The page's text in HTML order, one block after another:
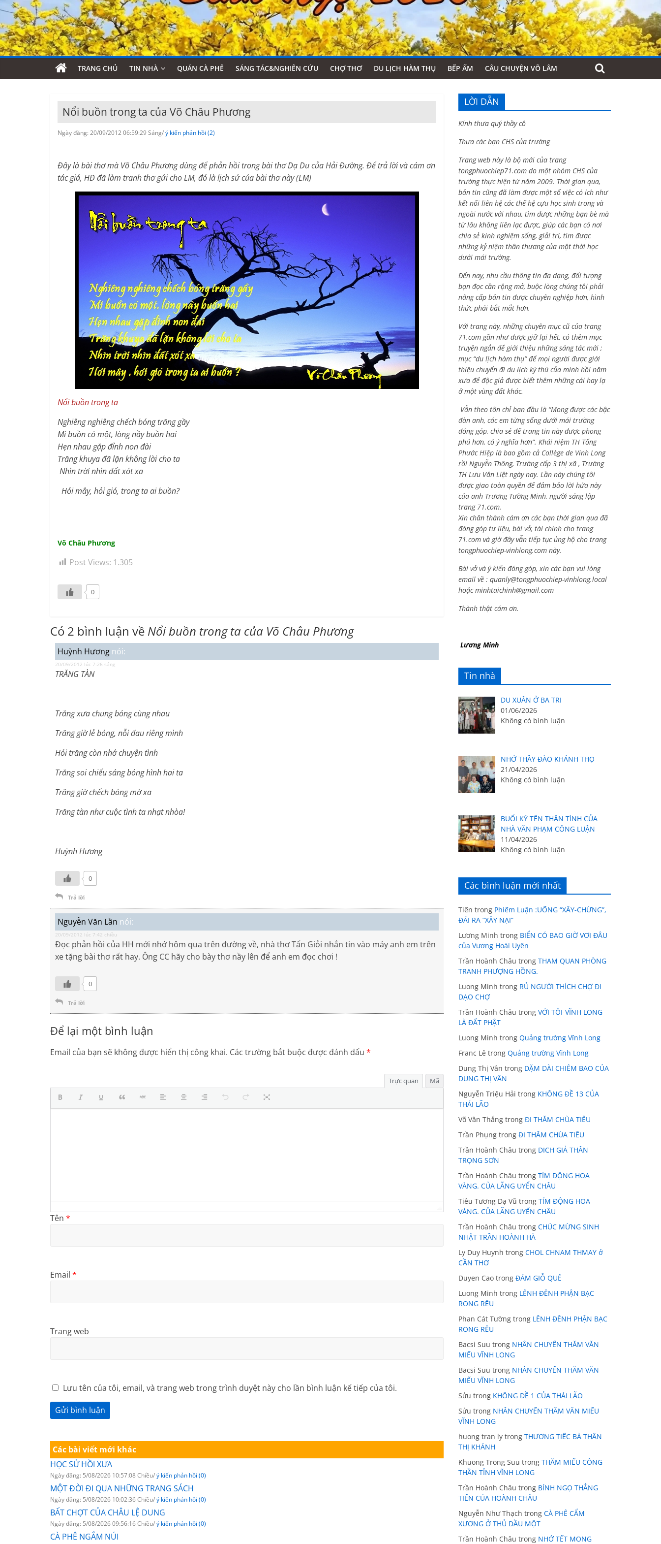
TRANG CHỦ TIN NHÀ QUÁN CÀ PHÊ SÁNG TÁC&NGHIÊN CỨU CHỢ THƠ DU LỊCH HÀM THỤ BẾP ẤM CÂU CHUYỆN VÕ LÂM
Nổi buồn trong ta của Võ Châu Phương
Ngày đăng: 20/09/2012 06:59:29 Sáng/ý kiến phản hồi (2)
Đây là bài thơ mà Võ Châu Phương dùng để phản hồi trong bài thơ Dạ Du của Hải Đường. Để trả lời và cám ơn
tác giả, HĐ đã làm tranh thơ gửi cho LM, đó là lịch sử của bài thơ này (LM)
Nổi buồn trong ta
Nghiêng nghiêng chếch bóng trăng gầy
Mi buồn có một, lòng nầy buồn hai
Hẹn nhau gặp đỉnh non đài
Trăng khuya đã lặn không lời cho ta
Nhìn trời nhìn đất xót xa
Hỏi mây, hỏi gió, trong ta ai buồn?
Võ Châu Phương
Post Views: 1.305
0
Có 2 bình luận về Nổi buồn trong ta của Võ Châu Phương
Huỳnh Hương nói:
20/09/2012 lúc 7:26 sáng
TRĂNG TÀN
Trăng xưa chung bóng cùng nhau
Trăng giờ lẻ bóng, nỗi đau riêng mình
Hỏi trăng còn nhớ chuyện tình
Trăng soi chiếu sáng bóng hình hai ta
Trăng giờ chếch bóng mờ xa
Trăng tàn như cuộc tình ta nhạt nhòa!
Huỳnh Hương
0
Trả lời
Nguyễn Văn Lần nói:
20/09/2012 lúc 7:42 chiều
Đọc phản hồi của HH mới nhớ hôm qua trên đường về, nhà thơ Tấn Giỏi nhắn tin vào máy anh em trên
xe tặng bài thơ rất hay. Ông CC hãy cho bày thơ nầy lên để anh em đọc chơi !
0
Trả lời
Để lại một bình luận
Email của bạn sẽ không được hiển thị công khai. Các trường bắt buộc được đánh dấu *
Trực quan Mã
Tên *
Email *
Trang web
Lưu tên của tôi, email, và trang web trong trình duyệt này cho lần bình luận kế tiếp của tôi.
Các bài viết mới khác
HỌC SỬ HỒI XƯA
Ngày đăng: 5/08/2026 10:57:08 Chiều/ý kiến phản hồi (0)
MỘT ĐỜI ĐI QUA NHỮNG TRANG SÁCH
Ngày đăng: 5/08/2026 10:02:36 Chiều/ý kiến phản hồi (0)
BẤT CHỢT CỦA CHÂU LỆ DUNG
Ngày đăng: 5/08/2026 09:56:16 Chiều/ý kiến phản hồi (0)
CÀ PHÊ NGẮM NÚI
LỜI DẪN
Kính thưa quý thầy cô
Thưa các bạn CHS của trường
Trang web này là bộ mới của trang
tongphuochiep71.com do một nhóm CHS của
trường thực hiện từ năm 2009. Thời gian qua,
bản tin cũng đã làm được một số việc có ích như
kết nối liên hệ các thế hệ cựu học sinh trong và
ngoài nước với nhau, tìm được những bạn bè mà
từ lâu không liên lạc được, giúp các bạn có nơi
chia sẻ kinh nghiệm sống, giải trí, tìm được
những kỷ niệm thân thương của một thời học
dưới mái trường.
Đến nay, nhu cầu thông tin đa dạng, đối tượng
bạn đọc cần rộng mở, buộc lòng chúng tôi phải
nâng cấp bản tin được chuyên nghiệp hơn, hình
thức phải bắt mắt hơn.
Với trang này, những chuyên mục cũ của trang
71.com gần như được giữ lại hết, có thêm mục
truyện ngắn để giới thiệu những sáng tác mới ;
mục “du lịch hàm thụ” để mọi người được giới
thiệu chuyến đi du lịch kỳ thú của mình hồi năm
xưa để độc giả được biết thêm những cái hay lạ
ở một vùng đất khác.
Vẫn theo tôn chỉ ban đầu là “Mong được các bậc
đàn anh, các em từng sống dưới mái trường
đóng góp, chia sẻ để trang tin này được phong
phú hơn, có ý nghĩa hơn”. Khái niệm TH Tống
Phước Hiệp là bao gồm cả Collège de Vinh Long
rồi Nguyễn Thông, Trường cấp 3 thị xã , Trường
TH Lưu Văn Liệt ngày nay. Lần này chúng tôi
được giao toàn quyền để đảm bảo lời hứa này
của anh Trương Tường Minh, người sáng lập
trang 71.com.
Xin chân thành cám ơn các bạn thời gian qua đã
đóng góp tư liệu, bài vở, tài chính cho trang
71.com và giờ đây vẫn tiếp tục ủng hộ cho trang
tongphuochiep-vinhlong.com này.
Bài vở và ý kiến đóng góp, xin các bạn vui lòng
email về : quanly@tongphuochiep-vinhlong.local
hoặcminhtaichinh@gmail.com
Thành thật cám ơn.
Lương Minh
Tin nhà
DU XUÂN Ở BA TRI
01/06/2026
Không có bình luận
NHỚ THẦY ĐÀO KHÁNH THỌ
21/04/2026
Không có bình luận
BUỔI KÝ TÊN THÂN TÌNH CỦA
NHÀ VĂN PHẠM CÔNG LUẬN
11/04/2026
Không có bình luận
Các bình luận mới nhất
Tiến trong Phiếm Luận :UỐNG “XÂY-CHỪNG”,
ĐÁI RA “XÂY NẠI”
Lương Minh trong BIỂN CÓ BAO GIỜ VƠI ĐÂU
của Vương Hoài Uyên
Trần Hoành Châu trong THAM QUAN PHÒNG
TRANH PHƯỢNG HỒNG.
Luong Minh trong RỦ NGƯỜI THÍCH CHỢ ĐI
DẠO CHỢ
Trần Hoành Châu trong VỚI TÔI-VĨNH LONG
LÀ ĐẤT PHẬT
Luong Minh trong Quảng trường Vĩnh Long
Franc Lê trong Quảng trường Vĩnh Long
Dung Thị Vân trong DẶM DÀI CHIÊM BAO CỦA
DUNG THỊ VÂN
Nguyễn Triệu Hải trong KHÔNG ĐỀ 13 CỦA
THÁI LÃO
Võ Văn Thắng trong ĐI THĂM CHÙA TIÊU
Trần Phụng trong ĐI THĂM CHÙA TIÊU
Trần Hoành Châu trong DICH GIẢ THÂN
TRỌNG SƠN
Trần Hoành Châu trong TÍM ĐỘNG HOA
VÀNG. CỦA LÃNG UYỂN CHÂU
Tiêu Tương Dạ Vũ trong TÍM ĐỘNG HOA
VÀNG. CỦA LÃNG UYỂN CHÂU
Trần Hoành Châu trong CHÚC MỪNG SINH
NHẬT TRẦN HOÀNH HÀ
Ly Duy Huynh trong CHOL CHNAM THMAY ở
CẦN THƠ
Duyen Cao trong ĐÁM GIỖ QUÊ
Luong Minh trong LÊNH ĐÊNH PHẬN BẠC
RONG RÊU
Phan Cát Tường trong LÊNH ĐÊNH PHẬN BẠC
RONG RÊU
Bacsi Suu trong NHÂN CHUYẾN THĂM VĂN
MIẾU VĨNH LONG
Bacsi Suu trong NHÂN CHUYẾN THĂM VĂN
MIẾU VĨNH LONG
Sửu trong KHÔNG ĐỀ 1 CỦA THÁI LÃO
Sửu trong NHÂN CHUYẾN THĂM VĂN MIẾU
VĨNH LONG
huong tran ly trong THƯƠNG TIẾC BÀ THÂN
THỊ KHÁNH
Khuong Trong Suu trong THĂM MIẾU CÔNG
THẦN TỈNH VĨNH LONG
Trần Hoành Châu trong BÍNH NGỌ THẲNG
TIẾN CỦA HOÀNH CHÂU
Nguyễn Như Thạch trong CÀ PHÊ CẨM
XƯƠNG Ở THỦ DẦU MỘT
Trần Hoành Châu trong NHỚ TẾT MONG